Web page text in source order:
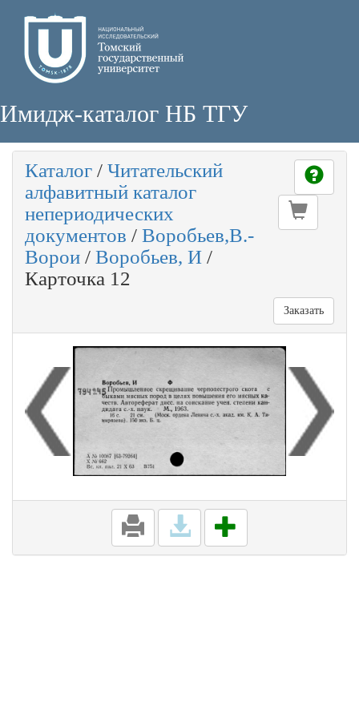
Имидж-каталог НБ ТГУ
Каталог / Читательский
алфавитный каталог
непериодических
документов / Воробьев,В.-
Ворои / Воробьев, И /
Карточка 12
Заказать